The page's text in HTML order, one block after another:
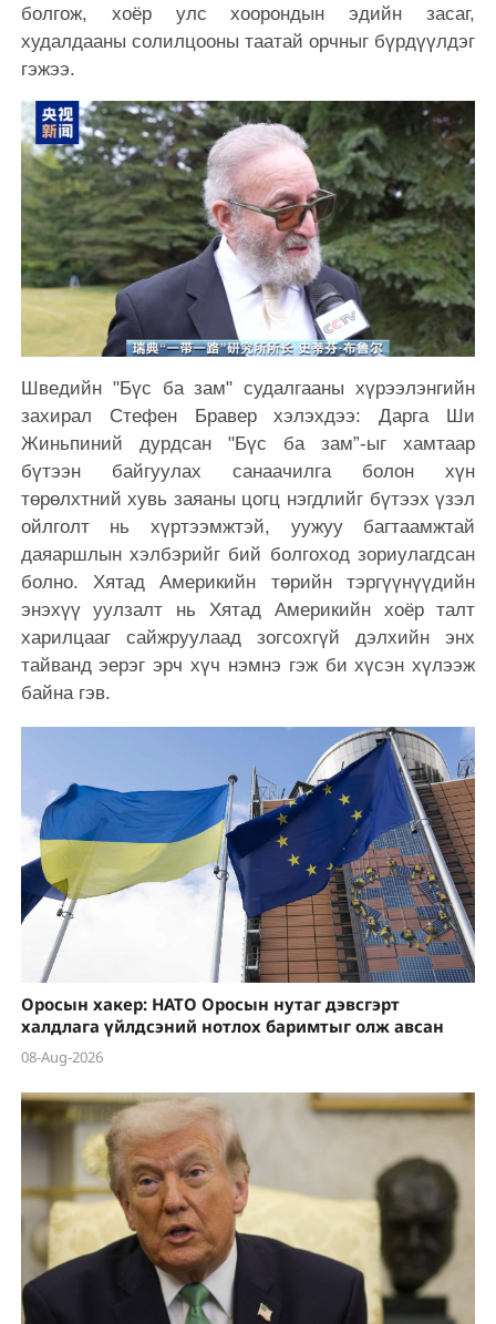
болгож, хоёр улс хоорондын эдийн засаг,
худалдааны солилцооны таатай орчныг бүрдүүлдэг
гэжээ.
Шведийн "Бүс ба зам" судалгааны хүрээлэнгийн
захирал Стефен Бравер хэлэхдээ: Дарга Ши
Жиньпиний дурдсан "Бүс ба зам”-ыг хамтаар
бүтээн байгуулах санаачилга болон хүн
төрөлхтний хувь заяаны цогц нэгдлийг бүтээх үзэл
ойлголт нь хүртээмжтэй, уужуу багтаамжтай
даяаршлын хэлбэрийг бий болгоход зориулагдсан
болно. Хятад Америкийн төрийн тэргүүнүүдийн
энэхүү уулзалт нь Хятад Америкийн хоёр талт
харилцааг сайжруулаад зогсохгүй дэлхийн энх
тайванд эерэг эрч хүч нэмнэ гэж би хүсэн хүлээж
байна гэв.
Оросын хакер: НАТО Оросын нутаг дэвсгэрт
халдлага үйлдсэний нотлох баримтыг олж авсан
08-Aug-2026